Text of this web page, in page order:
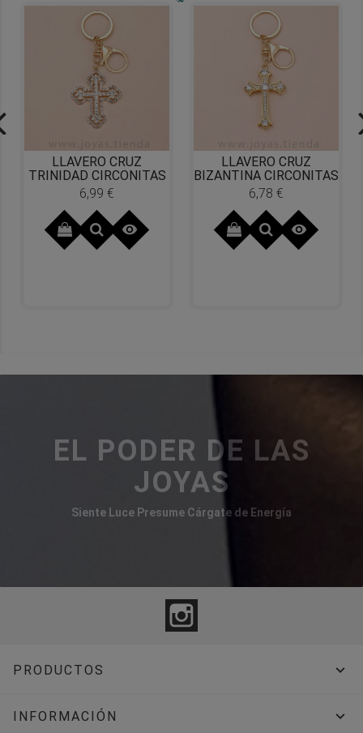
LLAVERO CRUZ
TRINIDAD CIRCONITAS
Precio
6,99 €

LLAVERO CRUZ
BIZANTINA CIRCONITAS
Precio
6,78 €

EL PODER DE LAS
JOYAS
Siente Luce Presume Cárgate de Energía
PRODUCTOS 
INFORMACIÓN 